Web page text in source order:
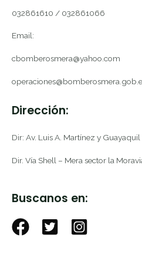
032861610 / 032861066
Email:
cbomberosmera@yahoo.com
Dirección:
Dir: Av. Luis A. Martínez y
Dir. Vía Shell – Mera sector la
Buscanos en: